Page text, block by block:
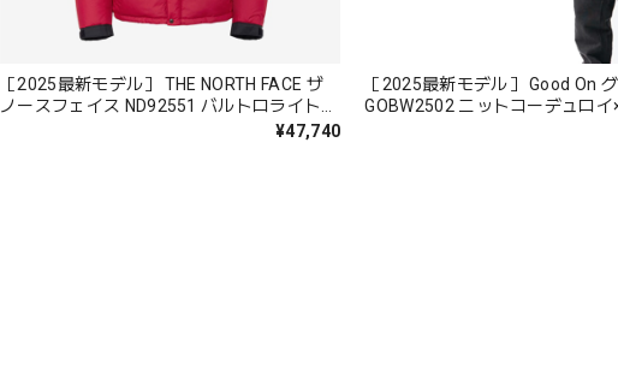
［2025最新モデル］ THE NORTH FACE ザ
ノースフェイス ND92551 バルトロライトジ
ャケット ユニセックス ダウン 中綿 Baltro
¥47,740
［2025最新モデル］ Good On
GOBW2502 ニットコーデュロイ